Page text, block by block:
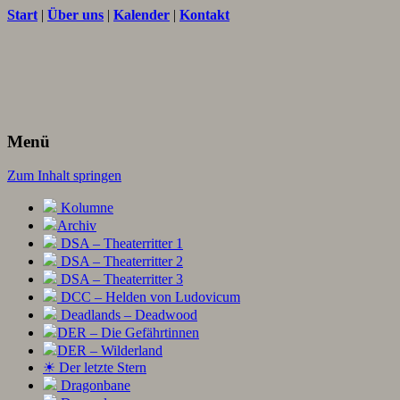
Start | Über uns | Kalender | Kontakt
Menü
Zum Inhalt springen
Kolumne
Archiv
DSA – Theaterritter 1
DSA – Theaterritter 2
DSA – Theaterritter 3
DCC – Helden von Ludovicum
Deadlands – Deadwood
DER – Die Gefährtinnen
DER – Wilderland
☀ Der letzte Stern
Dragonbane